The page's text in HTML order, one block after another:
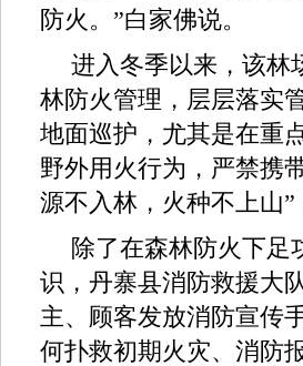
防火。”白家佛说。
进入冬季以来，该林
林防火管理，层层落实
地面巡护，尤其是在重
野外用火行为，严禁携
源不入林，火种不上山
除了在森林防火下足
识，丹寨县消防救援大
主、顾客发放消防宣传
何扑救初期火灾、消防